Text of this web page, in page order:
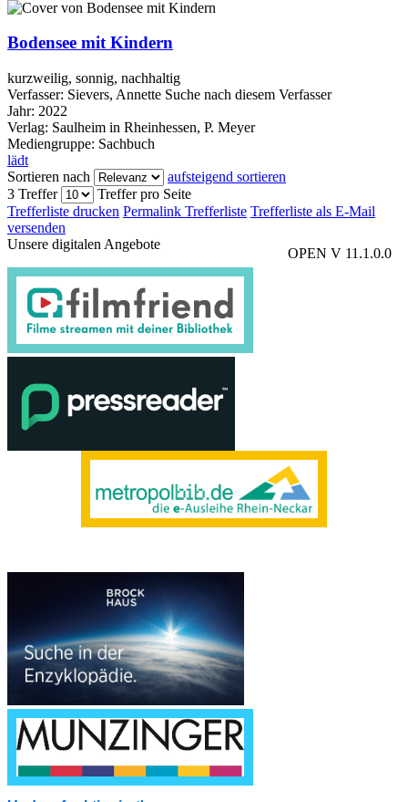
Bodensee mit Kindern
kurzweilig, sonnig, nachhaltig
Verfasser: Sievers, Annette Suche nach diesem Verfasser
Jahr: 2022
Verlag: Saulheim in Rheinhessen, P. Meyer
Mediengruppe: Sachbuch
lädt
Sortieren nach
aufsteigend sortieren
3 Treffer
Treffer pro Seite
Trefferliste drucken Permalink Trefferliste Trefferliste als E-Mail
versenden
OPEN V 11.1.0.0
Unsere digitalen Angebote